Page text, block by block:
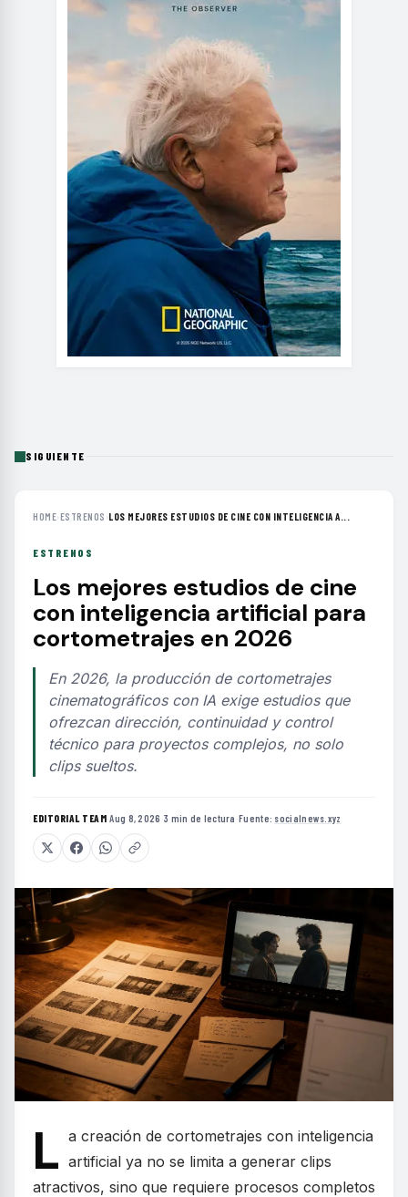
SIGUIENTE
HOME›ESTRENOS ›LOS MEJORES ESTUDIOS DE CINE CON INTELIGENCIA A...
ESTRENOS
Los mejores estudios de cine
con inteligencia artificial para
cortometrajes en 2026
En 2026, la producción de cortometrajes
cinematográficos con IA exige estudios que
ofrezcan dirección, continuidad y control
técnico para proyectos complejos, no solo
clips sueltos.
EDITORIAL TEAM·Aug 8, 2026 ·3 min de lectura ·Fuente: socialnews.xyz
L a creación de cortometrajes con inteligencia
artificial ya no se limita a generar clips
atractivos, sino que requiere procesos completos